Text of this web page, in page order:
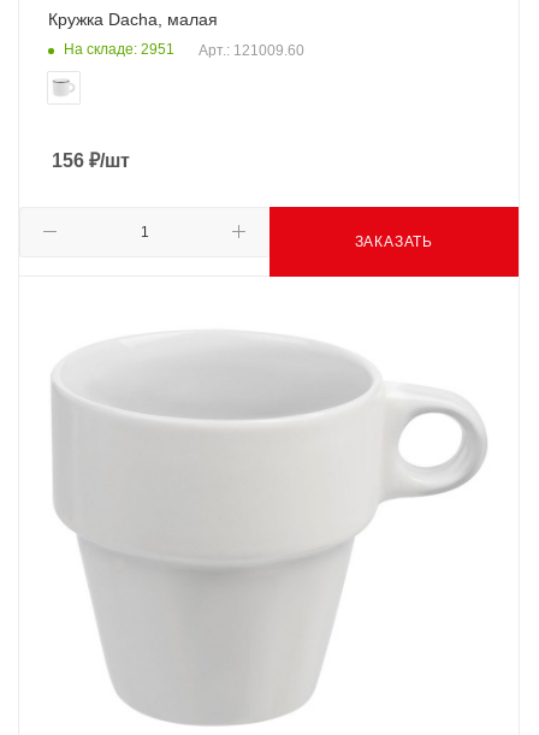
Кружка Dacha, малая
На складе: 2951 Арт.: 121009.60
156 ₽/шт
ЗАКАЗАТЬ